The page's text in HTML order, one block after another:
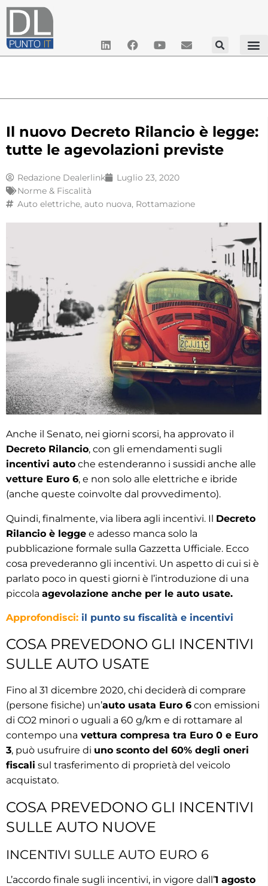
Il nuovo Decreto Rilancio è legge:
tutte le agevolazioni previste
Redazione Dealerlink
Luglio 23, 2020
Norme & Fiscalità
Auto elettriche, auto nuova, Rottamazione
Anche il Senato, nei giorni scorsi, ha approvato il
Decreto Rilancio, con gli emendamenti sugli
incentivi auto che estenderanno i sussidi anche alle
vetture Euro 6, e non solo alle elettriche e ibride
(anche queste coinvolte dal provvedimento).
Quindi, finalmente, via libera agli incentivi. Il Decreto
Rilancio è legge e adesso manca solo la
pubblicazione formale sulla Gazzetta Ufficiale. Ecco
cosa prevederanno gli incentivi. Un aspetto di cui si è
parlato poco in questi giorni è l’introduzione di una
piccola agevolazione anche per le auto usate.
Approfondisci: il punto su fiscalità e incentivi
COSA PREVEDONO GLI INCENTIVI
SULLE AUTO USATE
Fino al 31 dicembre 2020, chi deciderà di comprare
(persone fisiche) un’auto usata Euro 6 con emissioni
di CO2 minori o uguali a 60 g/km e di rottamare al
contempo una vettura compresa tra Euro 0 e Euro
3, può usufruire di uno sconto del 60% degli oneri
fiscali sul trasferimento di proprietà del veicolo
acquistato.
COSA PREVEDONO GLI INCENTIVI
SULLE AUTO NUOVE
INCENTIVI SULLE AUTO EURO 6
L’accordo finale sugli incentivi, in vigore dall’1 agosto